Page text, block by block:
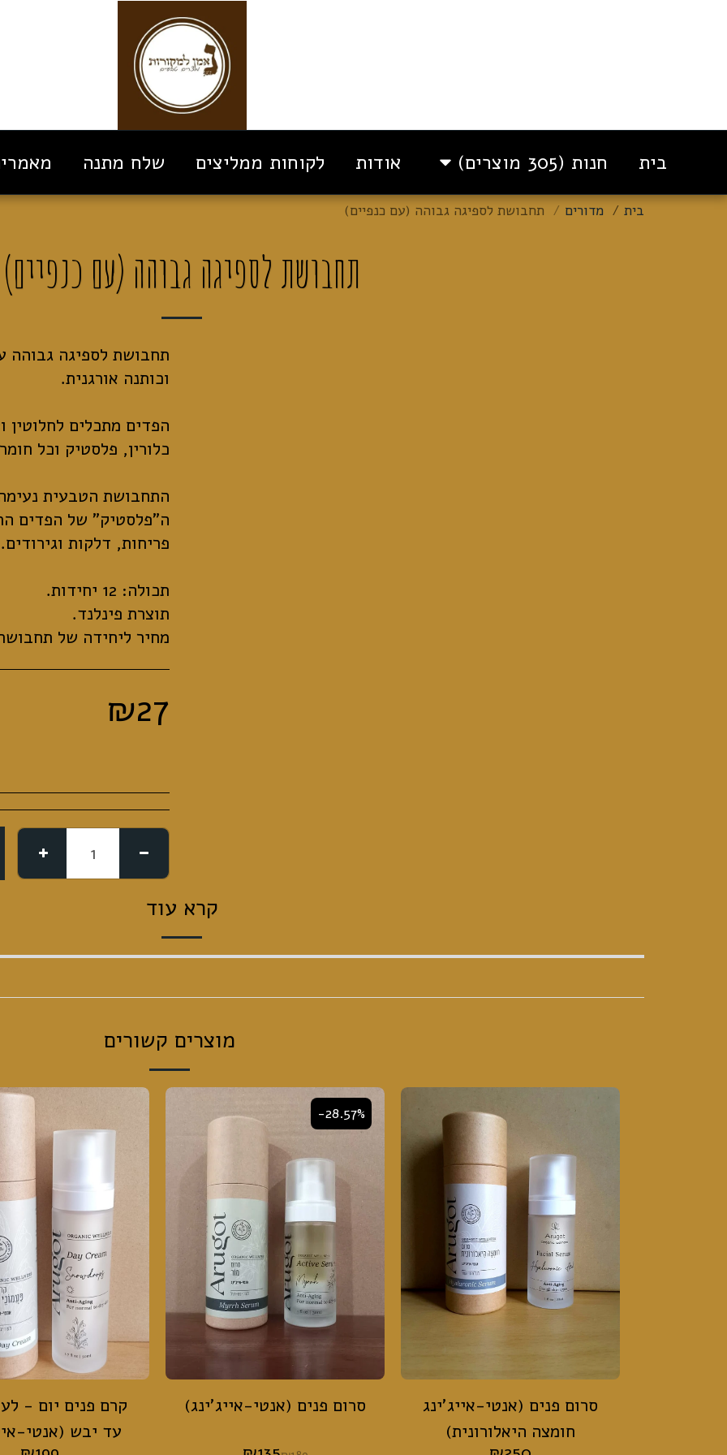
בית חנות (305 מוצרים) אודות לקוחות ממליצים שלח מתנה
בית מדורים תחבושת לספיגה גבוהה (עם כנפיים)
תחבושת לספיגה גבוהה (עם כנפיים)
הפדים מתכלים לחלוטין
התחבושת הטבעית
ה"פלסטיק" של הפדים
מחיר ליחידה של תחבושת אחת:
₪27
קרא עוד
מוצרים קשורים
סרום פנים (אנטי-אייג'ינג
חומצה היאלורונית)
-28.57%
סרום פנים (אנטי-אייג'ינג)
קרם פנים יום -
עד יבש (אנטי-